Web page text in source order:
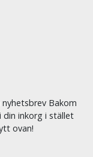
Bakom
din inkorg i stället
ovan!